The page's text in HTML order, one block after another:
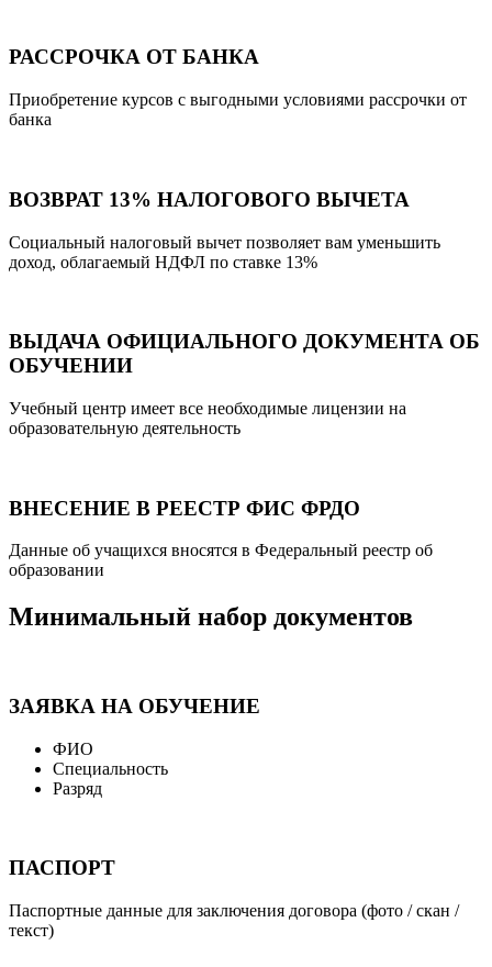
РАССРОЧКА ОТ БАНКА
Приобретение курсов с выгодными условиями рассрочки от
банка
ВОЗВРАТ 13% НАЛОГОВОГО ВЫЧЕТА
Социальный налоговый вычет позволяет вам уменьшить
доход, облагаемый НДФЛ по ставке 13%
ВЫДАЧА ОФИЦИАЛЬНОГО ДОКУМЕНТА ОБ
ОБУЧЕНИИ
Учебный центр имеет все необходимые лицензии на
образовательную деятельность
ВНЕСЕНИЕ В РЕЕСТР ФИС ФРДО
Данные об учащихся вносятся в Федеральный реестр об
образовании
Минимальный набор документов
ЗАЯВКА НА ОБУЧЕНИЕ
ФИО
Специальность
Разряд
ПАСПОРТ
Паспортные данные для заключения договора (фото / скан /
текст)